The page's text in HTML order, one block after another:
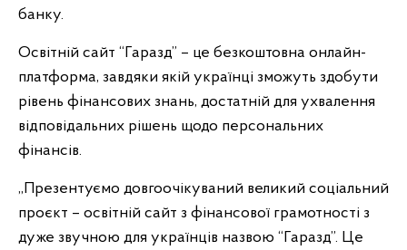
банку.
Освітній сайт “Гаразд” – це безкоштовна онлайн-
платформа, завдяки якій українці зможуть здобути
рівень фінансових знань, достатній для ухвалення
відповідальних рішень щодо персональних
фінансів.
,,Презентуємо довгоочікуваний великий соціальний
проєкт – освітній сайт з фінансової грамотності з
дуже звучною для українців назвою “Гаразд”. Це